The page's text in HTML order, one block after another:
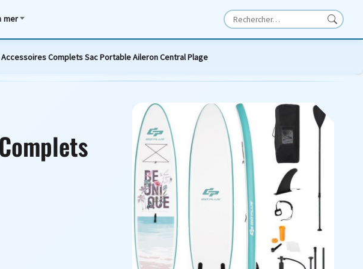
mer
Accessoires Complets Sac Portable Aileron Central Plage